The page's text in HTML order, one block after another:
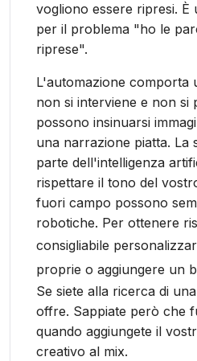
vogliono essere ripresi. È
per il problema "ho le
riprese".
L'automazione comporta
non si interviene e non si
possono insinuarsi
una narrazione piatta. La
parte dell'intelligenza
rispettare il tono del
fuori campo possono
robotiche. Per ottenere
consigliabile
proprie o aggiungere un
Se siete alla ricerca di
offre. Sappiate però che
quando aggiungete il
creativo al mix.